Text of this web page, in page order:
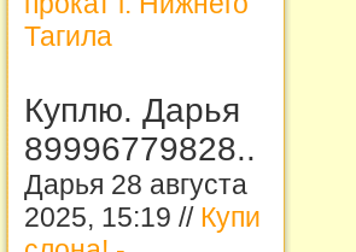
Тагила
Куплю. Дарья
89996779828..
Дарья 28 августа
2025, 15:19 // Купи